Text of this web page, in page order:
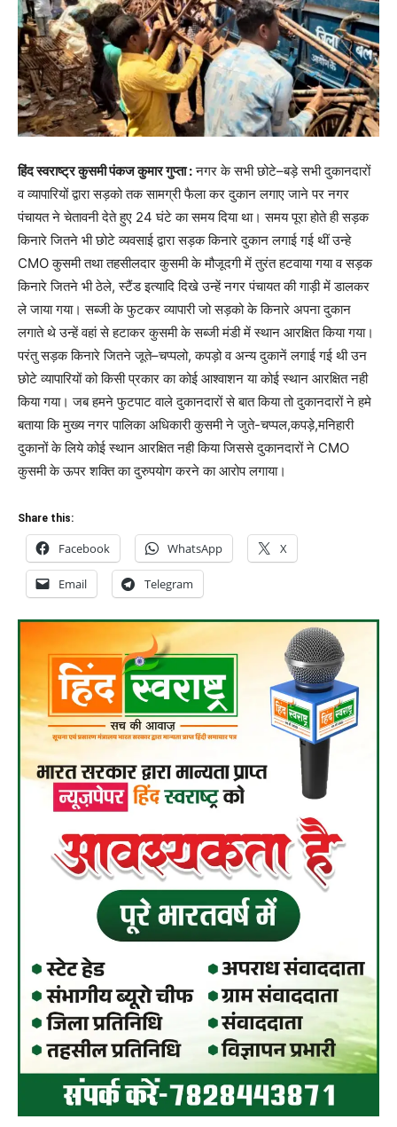
हिंद स्वराष्ट्र कुसमी पंकज कुमार गुप्ता :नगर के सभी छोटे–बड़े सभी दुकानदारों
व व्यापारियों द्वारा सड़को तक सामग्री फैला कर दुकान लगाए जाने पर नगर
पंचायत ने चेतावनी देते हुए 24 घंटे का समय दिया था। समय पूरा होते ही सड़क
किनारे जितने भी छोटे व्यवसाई द्वारा सड़क किनारे दुकान लगाई गई थीं उन्हे
CMO कुसमी तथा तहसीलदार कुसमी के मौजूदगी में तुरंत हटवाया गया व सड़क
किनारे जितने भी ठेले, स्टैंड इत्यादि दिखे उन्हें नगर पंचायत की गाड़ी में डालकर
ले जाया गया। सब्जी के फुटकर व्यापारी जो सड़को के किनारे अपना दुकान
लगाते थे उन्हें वहां से हटाकर कुसमी के सब्जी मंडी में स्थान आरक्षित किया गया।
परंतु सड़क किनारे जितने जूते–चप्पलो, कपड़ो व अन्य दुकानें लगाई गई थी उन
छोटे व्यापारियों को किसी प्रकार का कोई आश्वाशन या कोई स्थान आरक्षित नही
किया गया। जब हमने फुटपाट वाले दुकानदारों से बात किया तो दुकानदारों ने हमे
बताया कि मुख्य नगर पालिका अधिकारी कुसमी ने जुते-चप्पल,कपड़े,मनिहारी
दुकानों के लिये कोई स्थान आरक्षित नही किया जिससे दुकानदारों ने CMO
कुसमी के ऊपर शक्ति का दुरुपयोग करने का आरोप लगाया।
Share this:
Facebook WhatsApp X
Email Telegram